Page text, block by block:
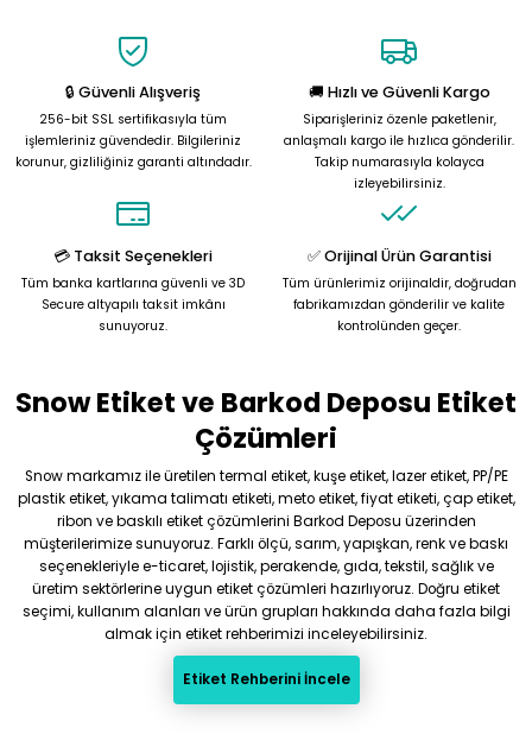
Görüş ve önerileriniz için teşekkür ederiz.
Ürün resmi kalitesiz, bozuk veya görüntülenemiyor.
Ürün açıklamasında eksik bilgiler bulunuyor.
Ürün bilgilerinde hatalar bulunuyor.
Ürün fiyatı diğer sitelerden daha pahalı.
Gönder
🔒 Güvenli Alışveriş
256-bit SSL sertifikasıyla tüm
işlemleriniz güvendedir. Bilgileriniz
korunur, gizliliğiniz garanti altındadır.
🚚 Hızlı ve Güvenli Kargo
Siparişleriniz özenle paketlenir,
anlaşmalı kargo ile hızlıca gönderilir.
Takip numarasıyla kolayca
izleyebilirsiniz.
💳 Taksit Seçenekleri
Tüm banka kartlarına güvenli ve 3D
Secure altyapılı taksit imkânı
sunuyoruz.
✅ Orijinal Ürün Garantisi
Tüm ürünlerimiz orijinaldir, doğrudan
fabrikamızdan gönderilir ve kalite
kontrolünden geçer.
Snow Etiket ve Barkod Deposu Etiket
Çözümleri
Snow markamız ile üretilen termal etiket, kuşe etiket, lazer etiket, PP/PE
plastik etiket, yıkama talimatı etiketi, meto etiket, fiyat etiketi, çap etiket,
ribon ve baskılı etiket çözümlerini Barkod Deposu üzerinden
müşterilerimize sunuyoruz. Farklı ölçü, sarım, yapışkan, renk ve baskı
seçenekleriyle e-ticaret, lojistik, perakende, gıda, tekstil, sağlık ve
üretim sektörlerine uygun etiket çözümleri hazırlıyoruz. Doğru etiket
seçimi, kullanım alanları ve ürün grupları hakkında daha fazla bilgi
almak için etiket rehberimizi inceleyebilirsiniz.
Etiket Rehberini İncele